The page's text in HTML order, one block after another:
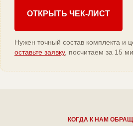
ОТКРЫТЬ ЧЕК-ЛИСТ
Нужен точный состав комплекта и
оставьте заявку, посчитаем за 15
КОГДА К НАМ